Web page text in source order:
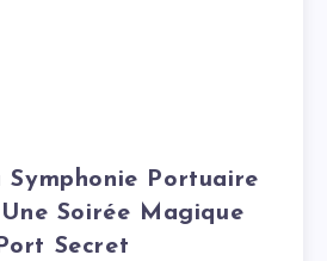
Symphonie Portuaire
Soirée Magique
Secret